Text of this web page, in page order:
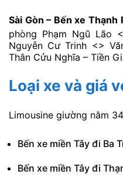
Sài Gòn – Bến xe Thạnh
phòng Phạm Ngũ Lão
Nguyễn Cư Trinh <>
Thân Cửu Nghĩa – Tiền
Loại xe và giá
Limousine giường nằm
Bến xe miền Tây đi Ba
Bến xe miền Tây đi